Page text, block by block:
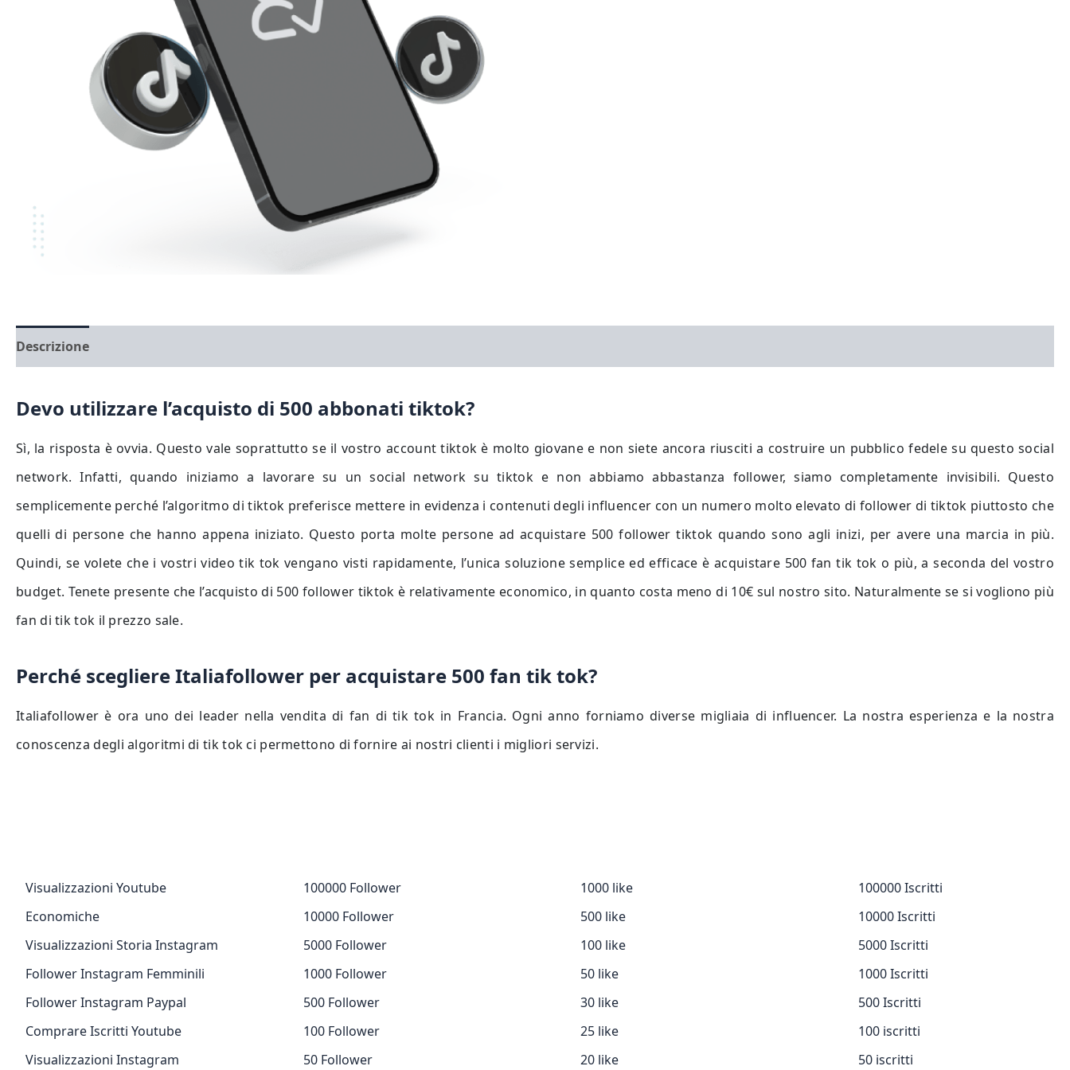
Descrizione
Devo utilizzare l’acquisto di 500 abbonati tiktok?
Sì, la risposta è ovvia. Questo vale soprattutto se il vostro account tiktok è molto giovane e non siete ancora riusciti a costruire un pubblico fedele su questo social
network. Infatti, quando iniziamo a lavorare su un social network su tiktok e non abbiamo abbastanza follower, siamo completamente invisibili. Questo
semplicemente perché l’algoritmo di tiktok preferisce mettere in evidenza i contenuti degli influencer con un numero molto elevato di follower di tiktok piuttosto che
quelli di persone che hanno appena iniziato. Questo porta molte persone ad acquistare 500 follower tiktok quando sono agli inizi, per avere una marcia in più.
Quindi, se volete che i vostri video tik tok vengano visti rapidamente, l’unica soluzione semplice ed efficace è acquistare 500 fan tik tok o più, a seconda del vostro
budget. Tenete presente che l’acquisto di 500 follower tiktok è relativamente economico, in quanto costa meno di 10€ sul nostro sito. Naturalmente se si vogliono più
fan di tik tok il prezzo sale.
Perché scegliere Italiafollower per acquistare 500 fan tik tok?
Italiafollower è ora uno dei leader nella vendita di fan di tik tok in Francia. Ogni anno forniamo diverse migliaia di influencer. La nostra esperienza e la nostra
conoscenza degli algoritmi di tik tok ci permettono di fornire ai nostri clienti i migliori servizi.
Visualizzazioni Youtube
Economiche
Visualizzazioni Storia Instagram
Follower Instagram Femminili
Follower Instagram Paypal
Comprare Iscritti Youtube
Visualizzazioni Instagram
100000 Follower
10000 Follower
5000 Follower
1000 Follower
500 Follower
100 Follower
50 Follower
1000 like
500 like
100 like
50 like
30 like
25 like
20 like
100000 Iscritti
10000 Iscritti
5000 Iscritti
1000 Iscritti
500 Iscritti
100 iscritti
50 iscritti